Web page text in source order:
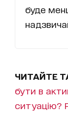
буде
ЧИТАЙТЕ
бути в
ситуацію?